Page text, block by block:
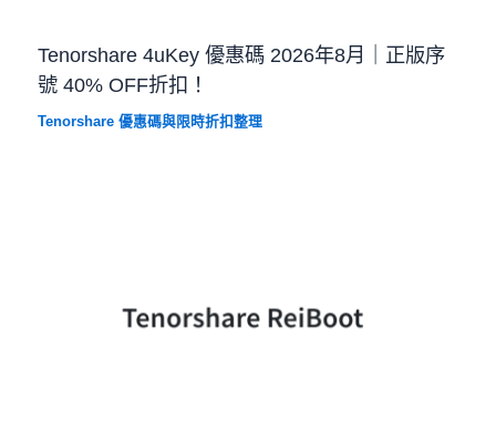
Tenorshare 4uKey 優惠碼 2026年8月｜正版序
號 40% OFF折扣！
Tenorshare 優惠碼與限時折扣整理